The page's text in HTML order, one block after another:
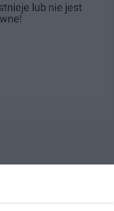
lub nie jest
Serwis Informacyjny Miasta